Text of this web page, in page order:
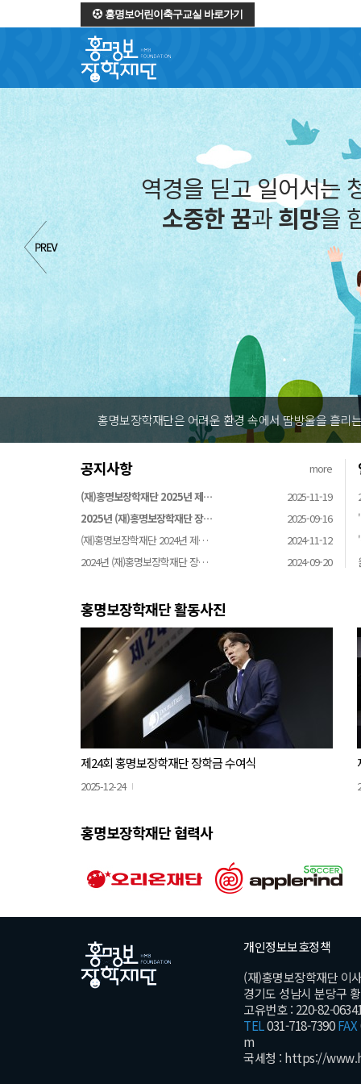
홍명보어린이축구교실 바로가기
역경을 딛고 일어서는
소중한 꿈과희망을
홍명보장학재단은 어려운 환경 속에서 땀방울을 흘리
공지사항
more
(재)홍명보장학재단 2025년 제…
2025-11-19
2025년 (재)홍명보장학재단 장…
2025-09-16
(재)홍명보장학재단 2024년 제…
2024-11-12
2024년 (재)홍명보장학재단 장…
2024-09-20
홍명보장학재단 활동사진
제24회 홍명보장학재단 장학금 수여식
2025-12-24
홍명보장학재단 협력사
개인정보보호정책
(재)홍명보장학재단 이
경기도 성남시 분당구
고유번호 : 220-82-
TEL031-718-7390FAX
m
국세청 : https://